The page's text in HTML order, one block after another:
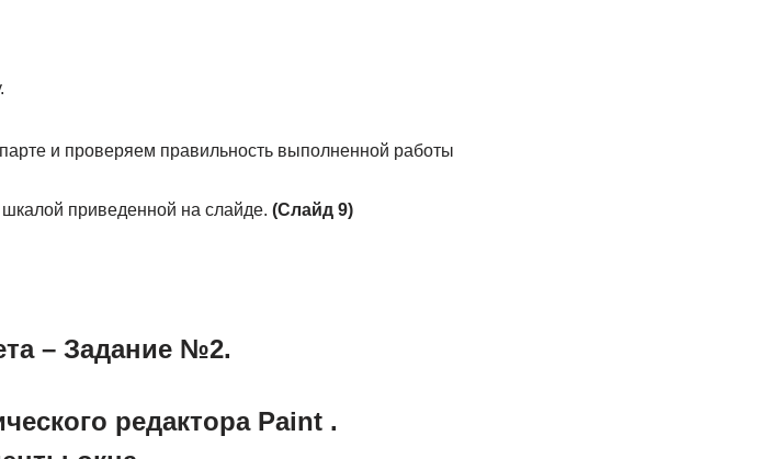
и проверяем правильность выполненной работы
шкалой приведенной на слайде. (Слайд 9)
– Задание №2.
редактора Paint .